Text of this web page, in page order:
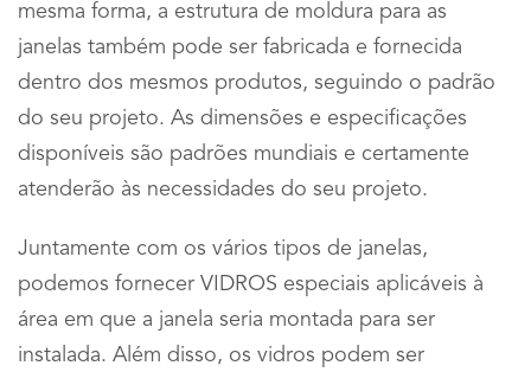
mesma forma, a estrutura de moldura para as
janelas também pode ser fabricada e fornecida
dentro dos mesmos produtos, seguindo o padrão
do seu projeto. As dimensões e especificações
disponíveis são padrões mundiais e certamente
atenderão às necessidades do seu projeto.
Juntamente com os vários tipos de janelas,
podemos fornecer VIDROS especiais aplicáveis ​​à
área em que a janela seria montada para ser
instalada. Além disso, os vidros podem ser